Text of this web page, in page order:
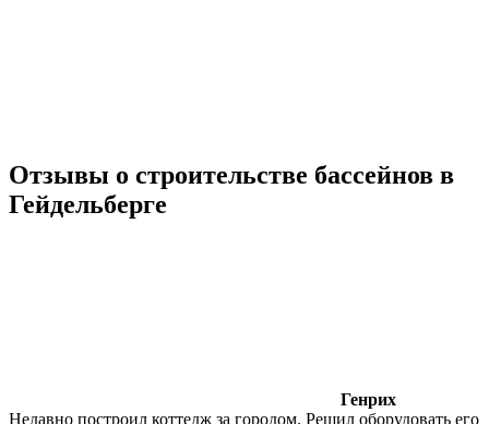
Отзывы о строительстве бассейнов в
Гейдельберге
Генрих
Недавно построил коттедж за городом. Решил оборудовать его